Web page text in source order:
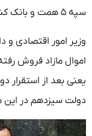
سپه ۵ همت و بانک کشاورزی ۴ همت بوده است.
اموال مازاد فروش
یعنی بعد از استقرار
دولت سیزدهم در